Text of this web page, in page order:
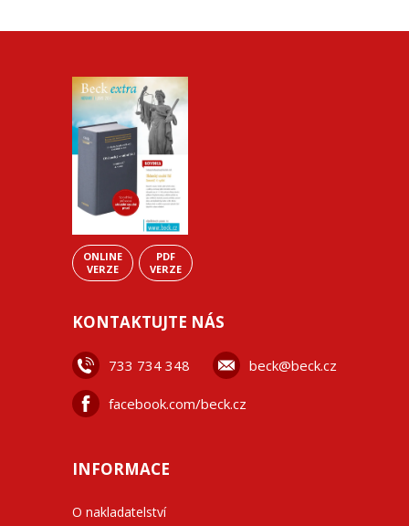
ONLINE
VERZE
PDF
VERZE
KONTAKTUJTE NÁS
733 734 348 beck@beck.cz
facebook.com/beck.cz
INFORMACE
O nakladatelství